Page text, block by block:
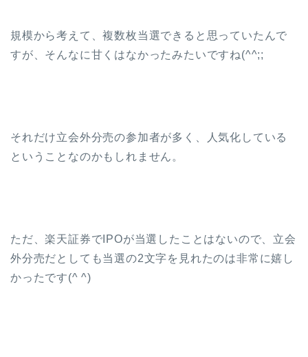
規模から考えて、複数枚当選できると思っていたんで
すが、そんなに甘くはなかったみたいですね(^^;;
それだけ立会外分売の参加者が多く、人気化している
ということなのかもしれません。
ただ、楽天証券でIPOが当選したことはないので、立会
外分売だとしても当選の2文字を見れたのは非常に嬉し
かったです(^ ^)